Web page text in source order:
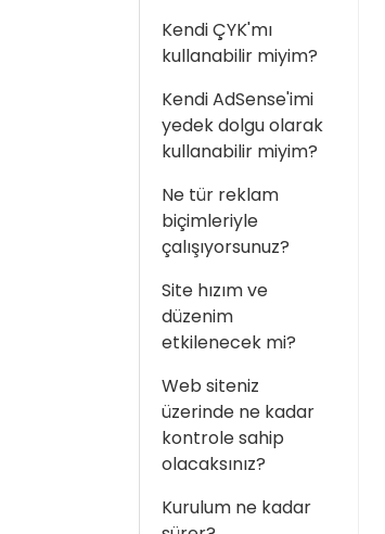
Kendi ÇYK'mı
kullanabilir miyim?
Kendi AdSense'imi
yedek dolgu olarak
kullanabilir miyim?
Ne tür reklam
biçimleriyle
çalışıyorsunuz?
Site hızım ve
düzenim
etkilenecek mi?
Web siteniz
üzerinde ne kadar
kontrole sahip
olacaksınız?
Kurulum ne kadar